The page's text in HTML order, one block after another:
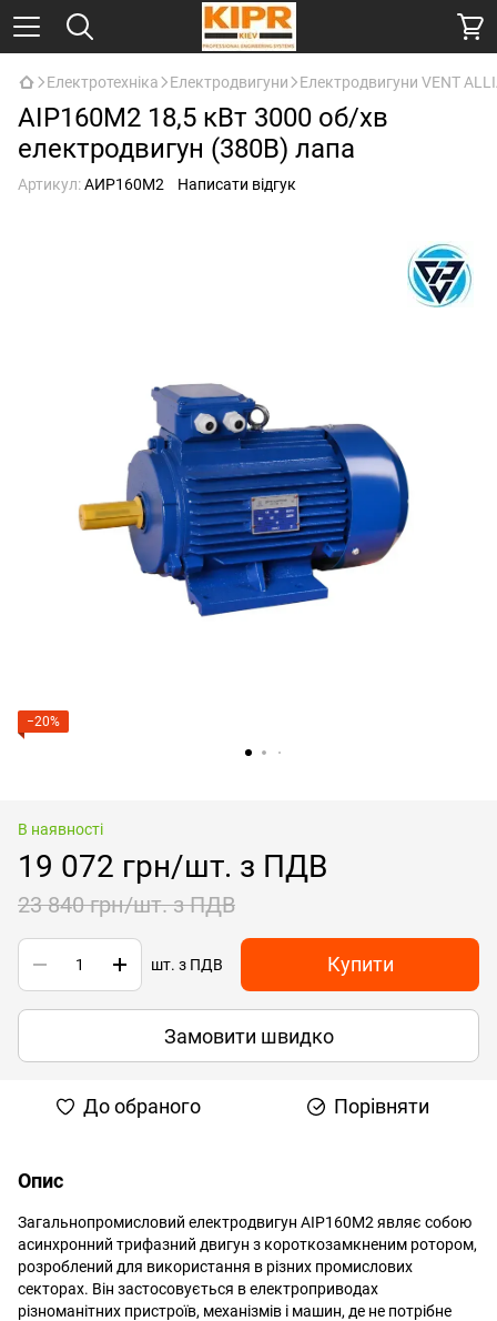
Електротехніка Електродвигуни Електродвигуни VENT
АІР160М2 18,5 кВт 3000 об/хв
електродвигун (380В) лапа
Артикул:АИР160M2 Написати відгук
−20%
В наявності
19 072 грн/шт. з ПДВ
23 840 грн/шт. з ПДВ
шт. з ПДВ Купити
Замовити швидко
До обраного Порівняти
Опис
Загальнопромисловий електродвигун АІР160M2 являє собою
асинхронний трифазний двигун з короткозамкненим ротором,
розроблений для використання в різних промислових
секторах. Він застосовується в електроприводах
різноманітних пристроїв, механізмів і машин, де не потрібне